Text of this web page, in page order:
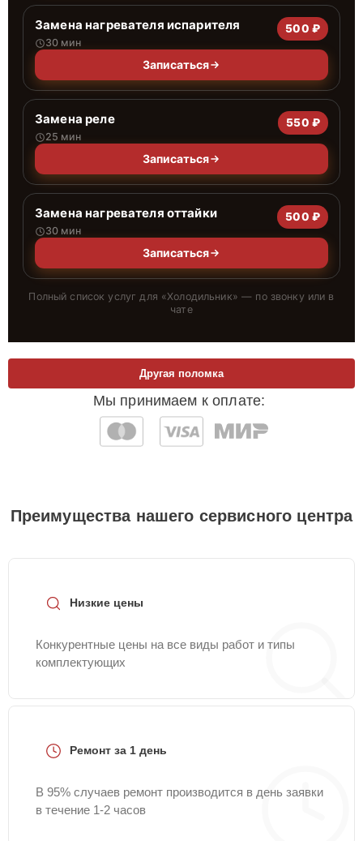
Замена нагревателя испарителя
30 мин
500 ₽
Записаться
Замена реле
25 мин
550 ₽
Записаться
Замена нагревателя оттайки
30 мин
500 ₽
Записаться
Полный список услуг для «Холодильник» — по звонку или в
чате
Мы принимаем к оплате:
Другая поломка
Преимущества нашего сервисного центра
Низкие цены
Конкурентные цены на все виды работ и типы
комплектующих
Ремонт за 1 день
В 95% случаев ремонт производится в день заявки
в течение 1-2 часов